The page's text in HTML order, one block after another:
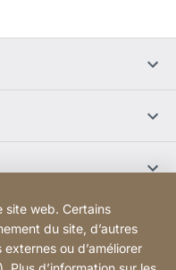
site web. Certains
du site, d’autres
ou d’améliorer